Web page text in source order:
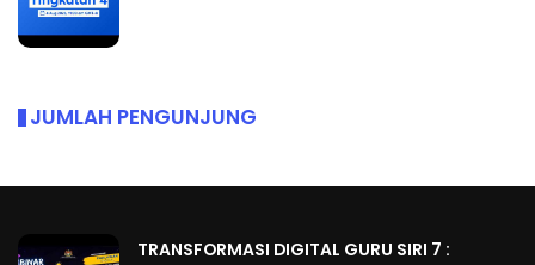
JUMLAH PENGUNJUNG
TRANSFORMASI DIGITAL GURU SIRI 7 :